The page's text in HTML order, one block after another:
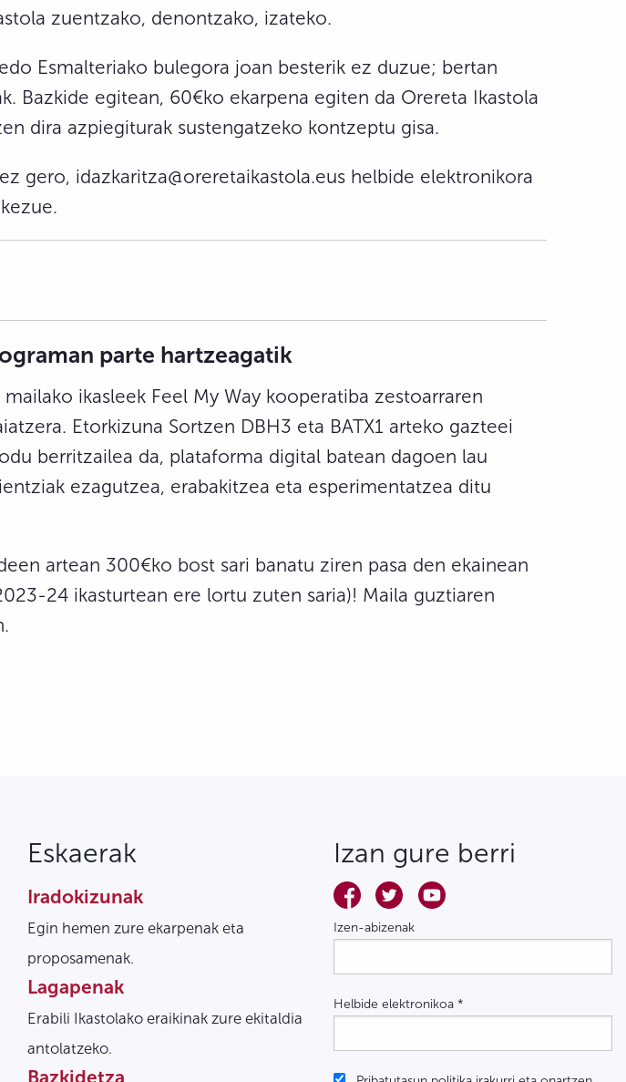
zuentzako, denontzako, izateko.
Esmalteriako bulegora joan besterik ez duzue; bertan
Bazkide egitean, 60€ko ekarpena egiten da Orereta Ikastola
dira azpiegiturak sustengatzeko kontzeptu gisa.
gero, idazkaritza@oreretaikastola.eus helbide elektronikora
parte hartzeagatik
ikasleek Feel My Way kooperatiba zestoarraren
Etorkizuna Sortzen DBH3 eta BATX1 arteko gazteei
berritzailea da, plataforma digital batean dagoen lau
ezagutzea, erabakitzea eta esperimentatzea ditu
artean 300€ko bost sari banatu ziren pasa den ekainean
24 ikasturtean ere lortu zuten saria)! Maila guztiaren
Eskaerak
Iradokizunak
Egin hemen zure ekarpenak eta
proposamenak.
Lagapenak
Erabili Ikastolako eraikinak zure ekitaldia
antolatzeko.
Bazkidetza
Izan gure berri
Izen-abizenak
Helbide elektronikoa *